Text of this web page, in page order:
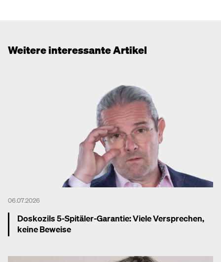
Weitere interessante Artikel
06.07.2026
Doskozils 5-Spitäler-Garantie: Viele Versprechen,
keine Beweise